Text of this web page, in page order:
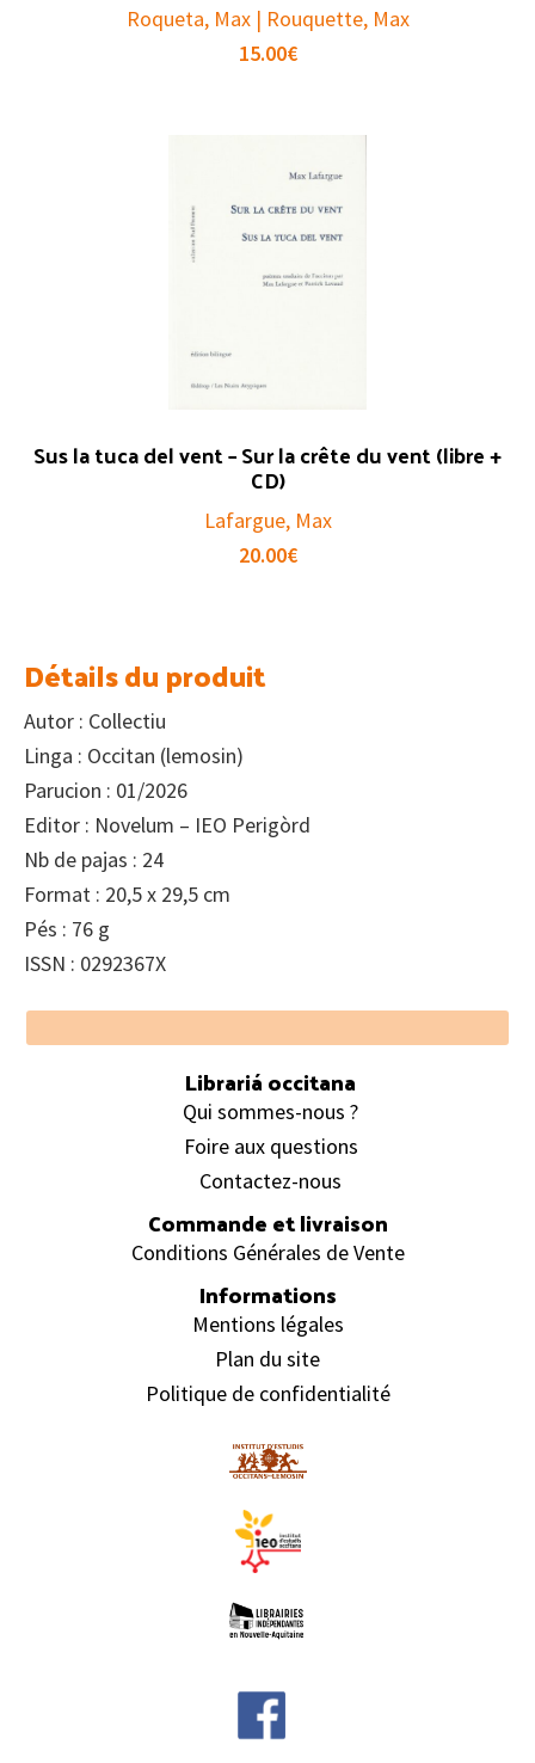
Roqueta, Max | Rouquette, Max
15.00€
Sus la tuca del vent – Sur la crête du vent (libre +
CD)
Lafargue, Max
20.00€
Détails du produit
Autor : Collectiu
Linga : Occitan (lemosin)
Parucion : 01/2026
Editor : Novelum – IEO Perigòrd
Nb de pajas : 24
Format : 20,5 x 29,5 cm
Pés : 76 g
ISSN : 0292367X
Footer
Librariá occitana
Qui sommes-nous ?
Foire aux questions
Contactez-nous
Commande et livraison
Conditions Générales de Vente
Informations
Mentions légales
Plan du site
Politique de confidentialité